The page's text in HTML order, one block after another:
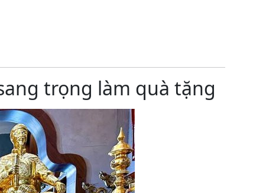
trọng làm quà tặng